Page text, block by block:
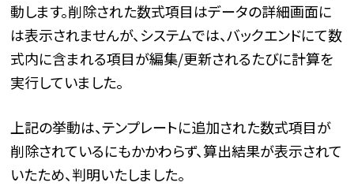
動します。削除された数式項目はデータの詳細画面に
は表示されませんが、システムでは、バックエンドにて数
式内に含まれる項目が編集/更新されるたびに計算を
実行していました。
上記の挙動は、テンプレートに追加された数式項目が
削除されているにもかかわらず、算出結果が表示されて
いたため、判明いたしました。